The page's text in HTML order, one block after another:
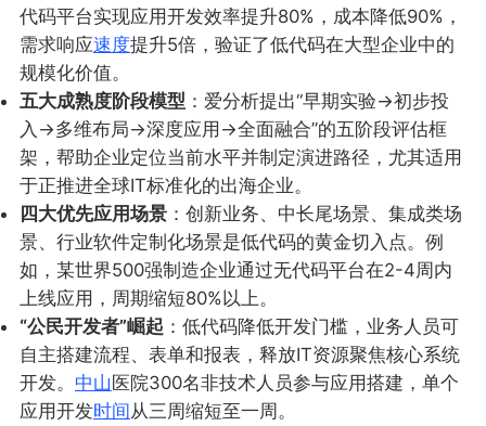
代码平台实现应用开发效率提升80%，成本降低90%，
需求响应速度提升5倍，验证了低代码在大型企业中的
规模化价值。
五大成熟度阶段模型 ：爱分析提出“早期实验→初步投
入→多维布局→深度应用→全面融合”的五阶段评估框
架，帮助企业定位当前水平并制定演进路径，尤其适用
于正推进全球IT标准化的出海企业。
四大优先应用场景：创新业务、中长尾场景、集成类场
景、行业软件定制化场景是低代码的黄金切入点。例
如，某世界500强制造企业通过无代码平台在2-4周内
上线应用，周期缩短80%以上。
“公民开发者”崛起 ：低代码降低开发门槛，业务人员可
自主搭建流程、表单和报表，释放IT资源聚焦核心系统
开发。 中山医院300名非技术人员参与应用搭建，单个
应用开发时间从三周缩短至一周。